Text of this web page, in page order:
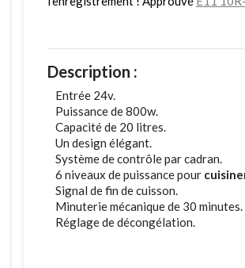
Description :
Entrée 24v.
Puissance de 800w.
Capacité de 20 litres.
Un design élégant.
Système de contrôle par cadran.
6 niveaux de puissance pour
Signal de fin de cuisson.
Minuterie mécanique de 30 minutes.
Réglage de décongélation.